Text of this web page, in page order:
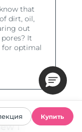
Купить